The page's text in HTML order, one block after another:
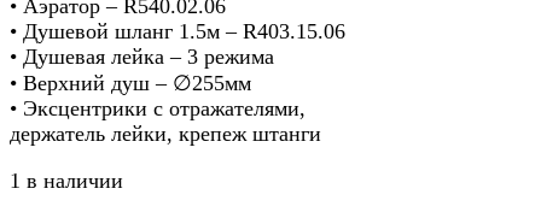
• Аэратор – R540.02.06
• Душевой шланг 1.5м – R403.15.06
• Душевая лейка – 3 режима
• Верхний душ – ∅255мм
• Эксцентрики с отражателями,
держатель лейки, крепеж штанги
1 в наличии